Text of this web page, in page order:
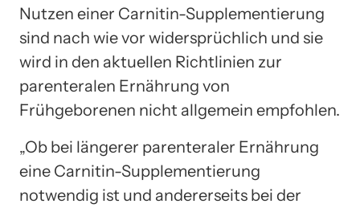
Nutzen einer Carnitin-Supplementierung
sind nach wie vor widersprüchlich und sie
wird in den aktuellen Richtlinien zur
parenteralen Ernährung von
Frühgeborenen nicht allgemein empfohlen.
„Ob bei längerer parenteraler Ernährung
eine Carnitin-Supplementierung
notwendig ist und andererseits bei der